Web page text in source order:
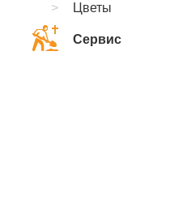
Цветы
Сервис